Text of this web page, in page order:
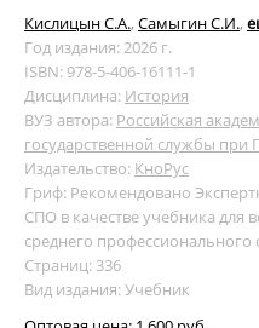
Кислицын С.А., Самыгин С.И.,
Год издания: 2026 г.
ISBN: 978-5-406-16111-1
Дисциплина: История
ВУЗ автора: Российская
государственной службы при
Издательство: КноРус
Гриф: Рекомендовано
СПО в качестве учебника для
среднего профессионального
Страниц: 336
Вид издания: Учебник